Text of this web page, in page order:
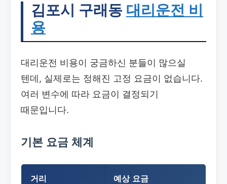
김포시 구래동 대리운전 비
용
대리운전 비용이 궁금하신 분들이 많으실
텐데, 실제로는 정해진 고정 요금이 없습니다.
여러 변수에 따라 요금이 결정되기
때문입니다.
기본 요금 체계
거리 예상 요금